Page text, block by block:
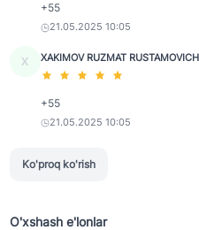
+55
21.05.2025 10:05
X XAKIMOV RUZMAT RUSTAMOVICH
+55
21.05.2025 10:05
Ko'proq ko'rish
O'xshash e'lonlar